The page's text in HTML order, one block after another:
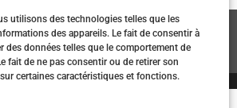
utilisons des technologies telles que les
des appareils. Le fait de consentir à
données telles que le comportement de
fait de ne pas consentir ou de retirer son
certaines caractéristiques et fonctions.